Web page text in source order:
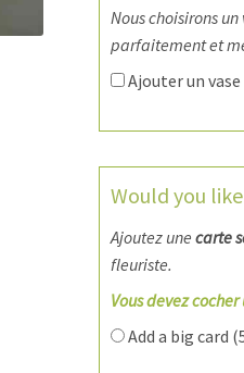
Nous choisirons
parfaitement et
Ajouter un vase
Would you
Ajoutez une carte
fleuriste.
Vous devez
Add a big card (